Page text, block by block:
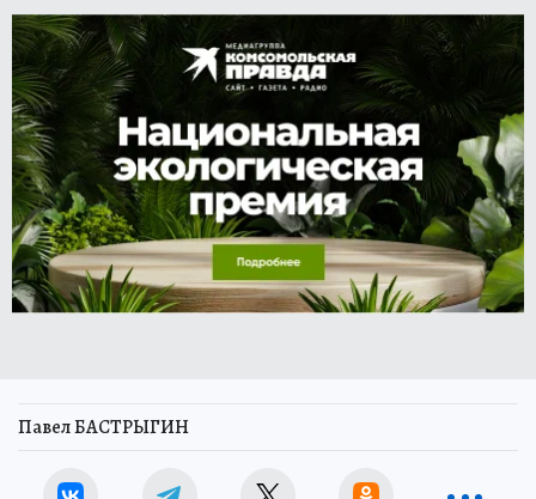
Павел БАСТРЫГИН